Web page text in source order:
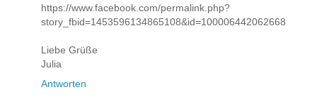
https://www.facebook.com/permalink.php?
story_fbid=1453596134865108&id=100006442062668
Liebe Grüße
Julia
Antworten